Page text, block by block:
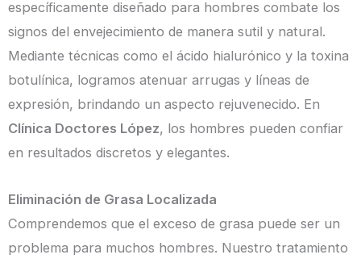
específicamente diseñado para hombres combate los
signos del envejecimiento de manera sutil y natural.
Mediante técnicas como el ácido hialurónico y la toxina
botulínica, logramos atenuar arrugas y líneas de
expresión, brindando un aspecto rejuvenecido. En
Clínica Doctores López, los hombres pueden confiar
en resultados discretos y elegantes.
Eliminación de Grasa Localizada
Comprendemos que el exceso de grasa puede ser un
problema para muchos hombres. Nuestro tratamiento